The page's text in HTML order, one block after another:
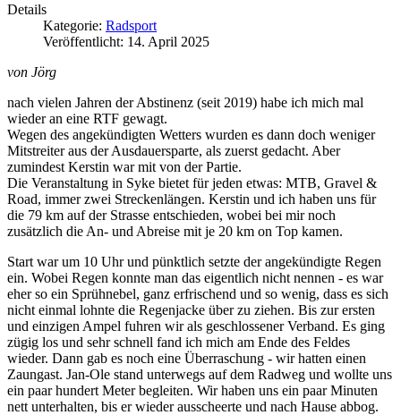
Details
Kategorie: Radsport
Veröffentlicht: 14. April 2025
von Jörg
nach vielen Jahren der Abstinenz (seit 2019) habe ich mich mal
wieder an eine RTF gewagt.
Wegen des angekündigten Wetters wurden es dann doch weniger
Mitstreiter aus der Ausdauersparte, als zuerst gedacht. Aber
zumindest Kerstin war mit von der Partie.
Die Veranstaltung in Syke bietet für jeden etwas: MTB, Gravel &
Road, immer zwei Streckenlängen. Kerstin und ich haben uns für
die 79 km auf der Strasse entschieden, wobei bei mir noch
zusätzlich die An- und Abreise mit je 20 km on Top kamen.
Start war um 10 Uhr und pünktlich setzte der angekündigte Regen
ein. Wobei Regen konnte man das eigentlich nicht nennen - es war
eher so ein Sprühnebel, ganz erfrischend und so wenig, dass es sich
nicht einmal lohnte die Regenjacke über zu ziehen. Bis zur ersten
und einzigen Ampel fuhren wir als geschlossener Verband. Es ging
zügig los und sehr schnell fand ich mich am Ende des Feldes
wieder. Dann gab es noch eine Überraschung - wir hatten einen
Zaungast. Jan-Ole stand unterwegs auf dem Radweg und wollte uns
ein paar hundert Meter begleiten. Wir haben uns ein paar Minuten
nett unterhalten, bis er wieder ausscheerte und nach Hause abbog.